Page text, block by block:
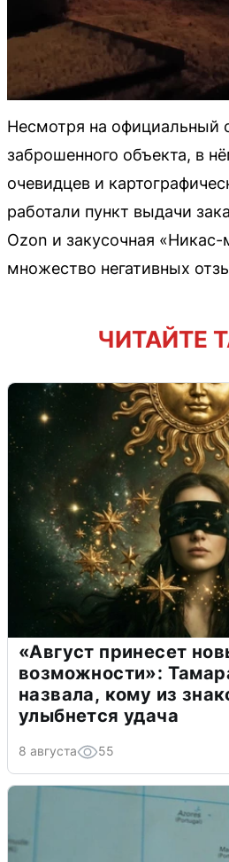
Несмотря на официальный
заброшенного объекта, в
очевидцев и
работали пункт выдачи
Ozon и закусочная
множество негативных
ЧИТАЙТЕ
«Август принесет
возможности»:
назвала, кому из
улыбнется удача
8 августа 55